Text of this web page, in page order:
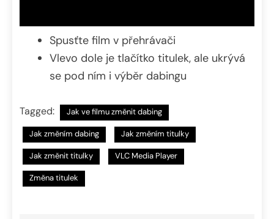
Spusťte film v přehrávači
Vlevo dole je tlačítko titulek, ale ukrývá
se pod ním i výběr dabingu
Tagged: Jak ve filmu změnit dabing
Jak změním dabing Jak změním titulky
Jak změnit titulky VLC Media Player
Změna titulek